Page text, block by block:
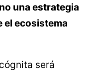
una estrategia
el ecosistema
será